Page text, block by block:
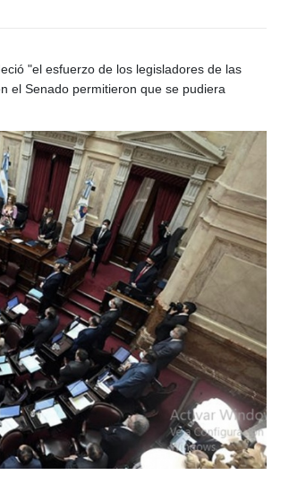
"el esfuerzo de los legisladores de las
el Senado permitieron que se pudiera